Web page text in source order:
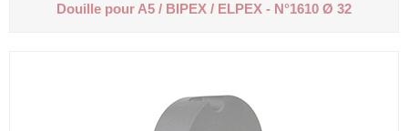
Douille pour A5 / BIPEX / ELPEX - N°1610 Ø 32